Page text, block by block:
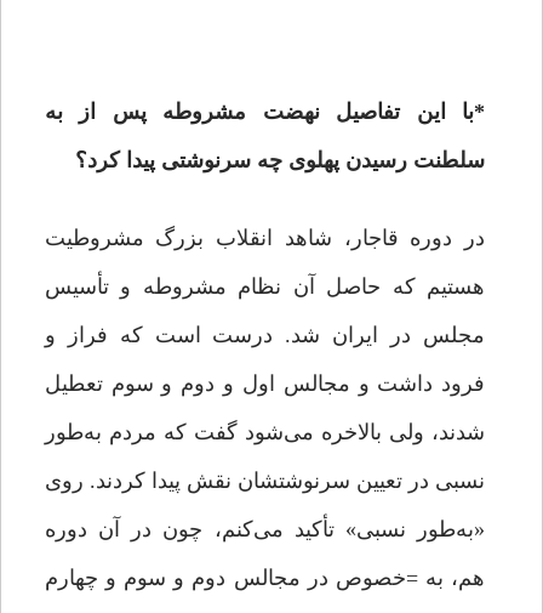
*با این تفاصیل نهضت مشروطه پس از به
سلطنت رسیدن پهلوی چه سرنوشتی پیدا کرد؟
در دوره قاجار، شاهد انقلاب بزرگ مشروطیت
هستیم که حاصل آن نظام مشروطه و تأسیس
مجلس در ایران شد. درست است که فراز و
فرود داشت و مجالس اول و دوم و سوم تعطیل
شدند، ولی بالاخره می‌شود گفت که مردم به‌طور
نسبی در تعیین سرنوشتشان نقش پیدا کردند. روی
«به‌طور نسبی» تأکید می‌کنم، چون در آن دوره
هم، به =‌خصوص در مجالس دوم و سوم و چهارم